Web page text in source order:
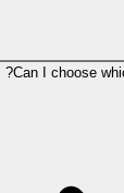
Can I choose